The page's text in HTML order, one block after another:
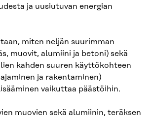
ja uusiutuvan energian
miten neljän suurimman
muovit, alumiini ja betoni) sekä
kahden suuren käyttökohteen
ja rakentaminen)
vaikuttaa päästöihin.
muovien sekä alumiinin, teräksen